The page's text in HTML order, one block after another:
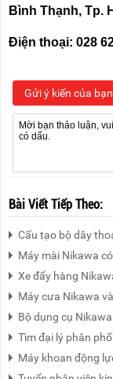
Bình Thạnh, Tp.
Điện thoại: 028
Gửi ý kiến của bạn
Bài Viết Tiếp Theo:
Cấu tạo bộ dây
Máy mài Nikawa
Xe đẩy hàng
Máy cưa Nikawa
Bộ dụng cụ
Tìm đại lý phân
Máy khoan động